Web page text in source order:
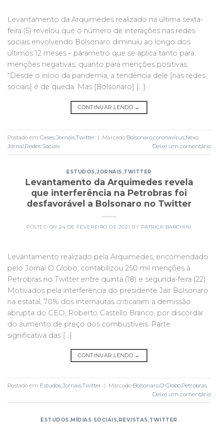
Levantamento da Arquimedes realizado na última sexta-
feira (5) revelou que o número de interações nas redes
sociais envolvendo Bolsonaro diminuiu ao longo dos
últimos 12 meses – pârametro que se aplica tanto para
menções negativas, quanto para menções positivas.
“Desde o início da pandemia, a tendência dele [nas redes
sociais] é de queda. Mas [Bolsonaro] […]
CONTINUAR LENDO →
Postado em Cases JornaisTwitter | Marcado Bolsonarocoronavírus Nexo
Jornal Redes Sociais Deixe um comentário
ESTUDOS,JORNAIS,TWITTER
Levantamento da Arquimedes revela
que interferência na Petrobras foi
desfavorável a Bolsonaro no Twitter
POSTED ON24 DE FEVEREIRO DE 2021 BY PATRICK BARCHINI
Levantamento realizado pela Arquimedes, encomendado
pelo Jornal O Globo, contabilizou 250 mil menções à
Petrobras no Twitter entre quinta (18) e segunda-feira (22).
Motivados pela interferência do presidente Jair Bolsonaro
na estatal, 70% dos internautas criticaram a demissão
abrupta do CEO, Roberto Castello Branco, por discordar
do aumento de preço dos combustíveis. Parte
significativa das […]
CONTINUAR LENDO →
Postado em Estudos,Jornais,Twitter | Marcado Bolsonaro,O Globo,Petrobras
Deixe um comentário
ESTUDOS,MÍDIAS SOCIAIS,REVISTAS,TWITTER